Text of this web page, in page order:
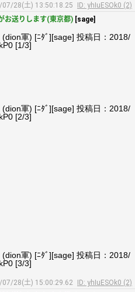
07/28(土) 13:50:18.25
ID: yhIuESOk0 (2)
お送りします(東京都) [sage]
軍) [ﾆﾀﾞ][sage] 投稿日：2018/
[1/3]
軍) [ﾆﾀﾞ][sage] 投稿日：2018/
[2/3]
軍) [ﾆﾀﾞ][sage] 投稿日：2018/
[3/3]
07/28(土) 15:00:29.62
ID: yhIuESOk0 (2)